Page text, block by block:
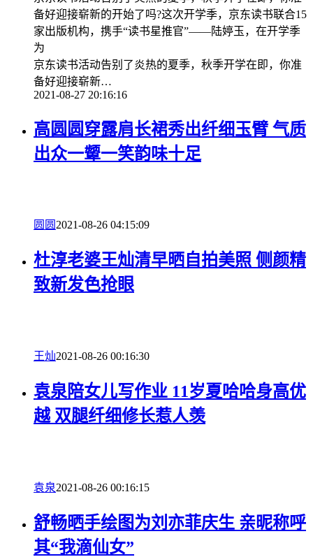
备好迎接崭新的开始了吗?这次开学季，京东读书联合15
家出版机构，携手“读书星推官”——陆婷玉，在开学季
为
京东读书活动告别了炎热的夏季，秋季开学在即，你准
备好迎接崭新…
2021-08-27 20:16:16
高圆圆穿露肩长裙秀出纤细玉臂 气质
出众一颦一笑韵味十足
圆圆2021-08-26 04:15:09
杜淳老婆王灿清早晒自拍美照 侧颜精
致新发色抢眼
王灿2021-08-26 00:16:30
袁泉陪女儿写作业 11岁夏哈哈身高优
越 双腿纤细修长惹人羡
袁泉2021-08-26 00:16:15
舒畅晒手绘图为刘亦菲庆生 亲昵称呼
其“我滴仙女”